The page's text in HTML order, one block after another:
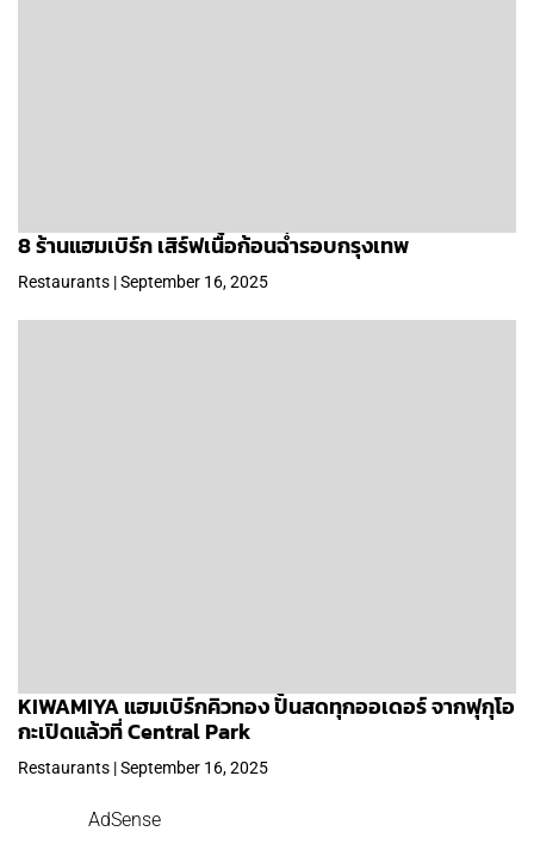
8 ร้านแฮมเบิร์ก เสิร์ฟเนื้อก้อนฉ่ำรอบกรุงเทพ
Restaurants | September 16, 2025
KIWAMIYA แฮมเบิร์กคิวทอง ปั้นสดทุกออเดอร์ จากฟุกุโอ
กะเปิดแล้วที่ Central Park
Restaurants | September 16, 2025
AdSense